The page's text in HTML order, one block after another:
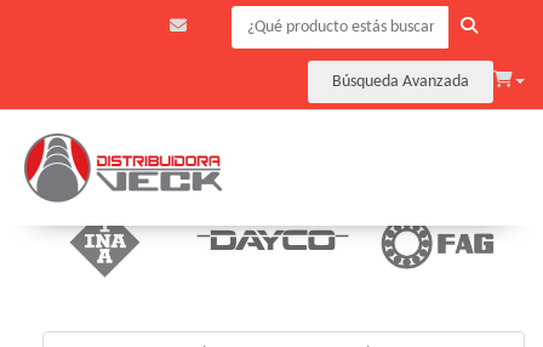
Búsqueda Avanzada